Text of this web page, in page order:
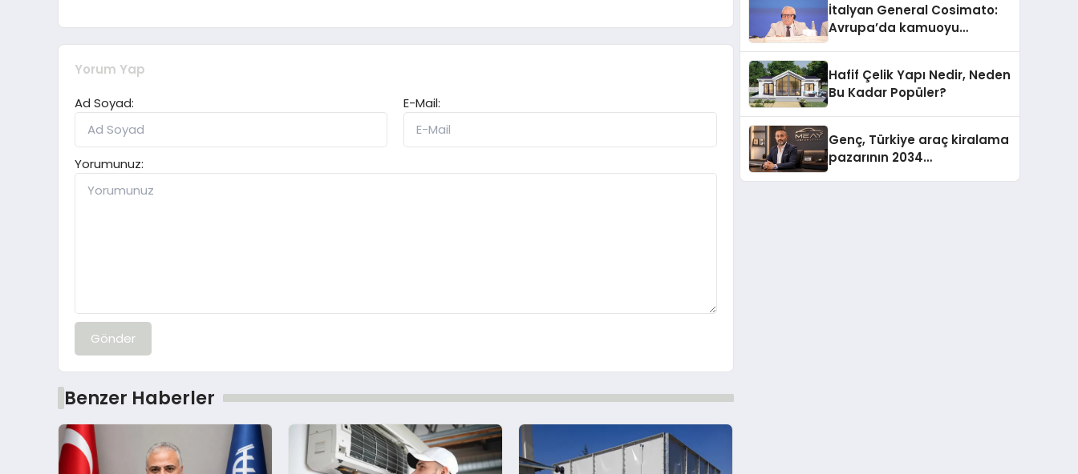
Yorum Yap
Ad Soyad:
E-Mail:
Yorumunuz:
Gönder
Benzer Haberler
İtalyan General Cosimato:
Avrupa’da kamuoyu
Hafif Çelik Yapı Nedir, Neden
Bu Kadar Popüler?
Genç, Türkiye araç kiralama
pazarının 2034